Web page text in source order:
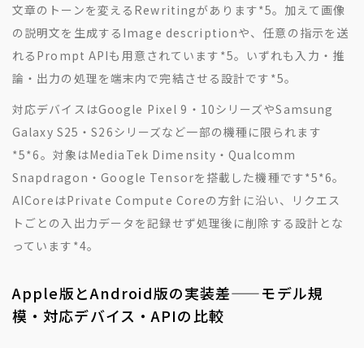
文章のトーンを変えるRewritingがあります*5。加えて画像
の説明文を生成するImage descriptionや、任意の指示を送
れるPrompt APIも用意されています *5。いずれも入力・推
論・出力の処理を端末内で完結させる設計です *5。
対応デバイスはGoogle Pixel 9・10シリーズやSamsung
Galaxy S25・S26シリーズなど一部の機種に限られます
*5*6。対象はMediaTek Dimensity・Qualcomm
Snapdragon・Google Tensorを搭載した機種です*5*6。
AICoreはPrivate Compute Coreの方針に沿い、リクエス
トごとの入出力データを記録せず処理後に削除する設計とな
っています *4。
Apple版とAndroid版の実装差——モデル規
模・対応デバイス・APIの比較